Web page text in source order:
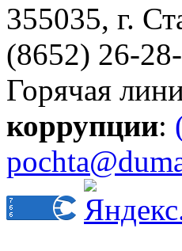
355035, г.
(8652) 26-
Горячая
коррупции: